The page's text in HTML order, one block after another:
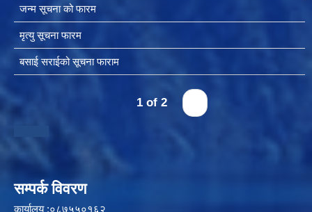
जन्म सूचना को फारम
मृत्यु सूचना फारम
बसाई सराईको सूचना फाराम
1 of 2
सम्पर्क विवरण
कार्यालय :०८७५५०१६२